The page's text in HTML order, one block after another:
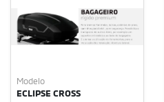
Modelo
ECLIPSE CROSS